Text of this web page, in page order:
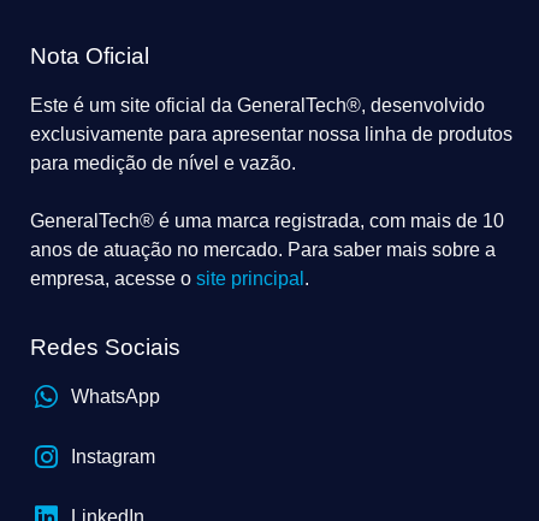
Nota Oficial
Este é um site oficial da GeneralTech®, desenvolvido
exclusivamente para apresentar nossa linha de produtos
para medição de nível e vazão.
GeneralTech® é uma marca registrada, com mais de 10
anos de atuação no mercado. Para saber mais sobre a
empresa, acesse o site principal .
Redes Sociais
WhatsApp
Instagram
LinkedIn